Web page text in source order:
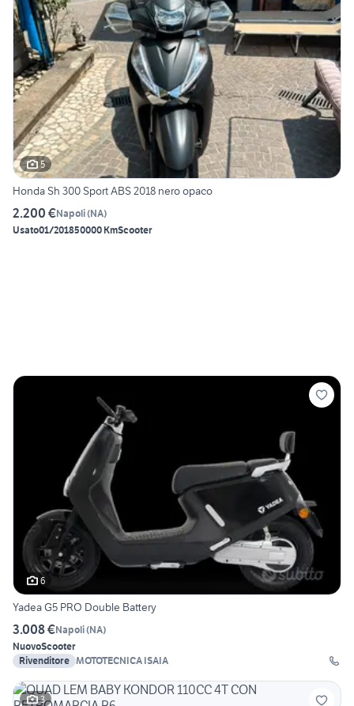
5
Honda Sh 300 Sport ABS 2018 nero opaco
2.200 €Napoli(NA)
Usato01/201850000 KmScooter
6
Yadea G5 PRO Double Battery
3.008 €Napoli(NA)
NuovoScooter
Rivenditore MOTOTECNICA ISAIA
3